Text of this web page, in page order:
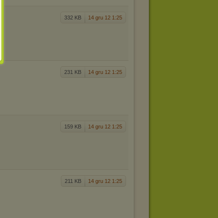
332 KB 14 gru 12 1:25
231 KB 14 gru 12 1:25
159 KB 14 gru 12 1:25
211 KB 14 gru 12 1:25